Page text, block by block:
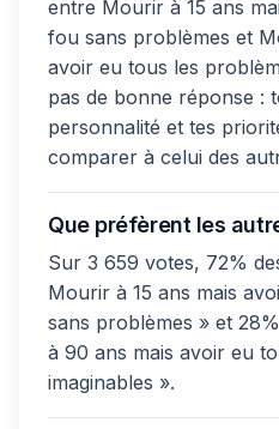
entre Mourir à 15 ans
fou sans problèmes et
avoir eu tous les
pas de bonne réponse :
personnalité et tes
comparer à celui des
Que préfèrent les
Sur 3 659 votes, 72%
Mourir à 15 ans mais
sans problèmes » et
à 90 ans mais avoir eu
imaginables ».